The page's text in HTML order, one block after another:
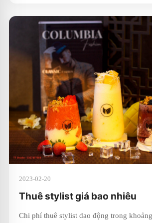
2023-02-20
Thuê stylist giá bao nhiêu
Chi phí thuê stylist dao động trong